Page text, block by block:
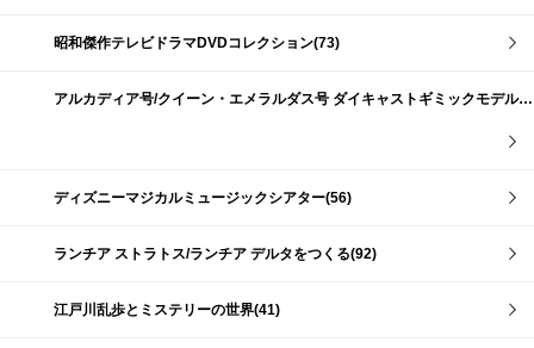
昭和傑作テレビドラマDVDコレクション(73)
アルカディア号/クイーン・エメラルダス号 ダイキャストギミックモデルをつくる(159)
ディズニーマジカルミュージックシアター(56)
ランチア ストラトス/ランチア デルタをつくる(92)
江戸川乱歩とミステリーの世界(41)